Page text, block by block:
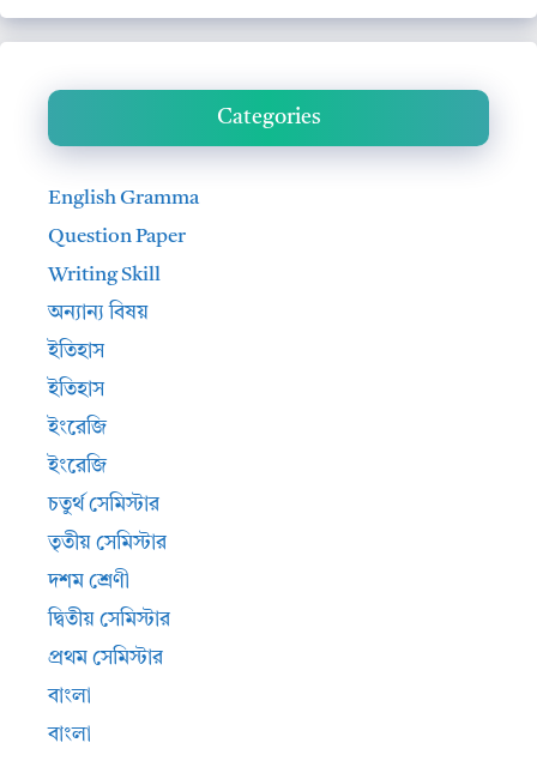
Categories
English Gramma
Question Paper
Writing Skill
অন্যান্য বিষয়
ইতিহাস
ইতিহাস
ইংরেজি
ইংরেজি
চতুর্থ সেমিস্টার
তৃতীয় সেমিস্টার
দশম শ্রেণী
দ্বিতীয় সেমিস্টার
প্রথম সেমিস্টার
বাংলা
বাংলা